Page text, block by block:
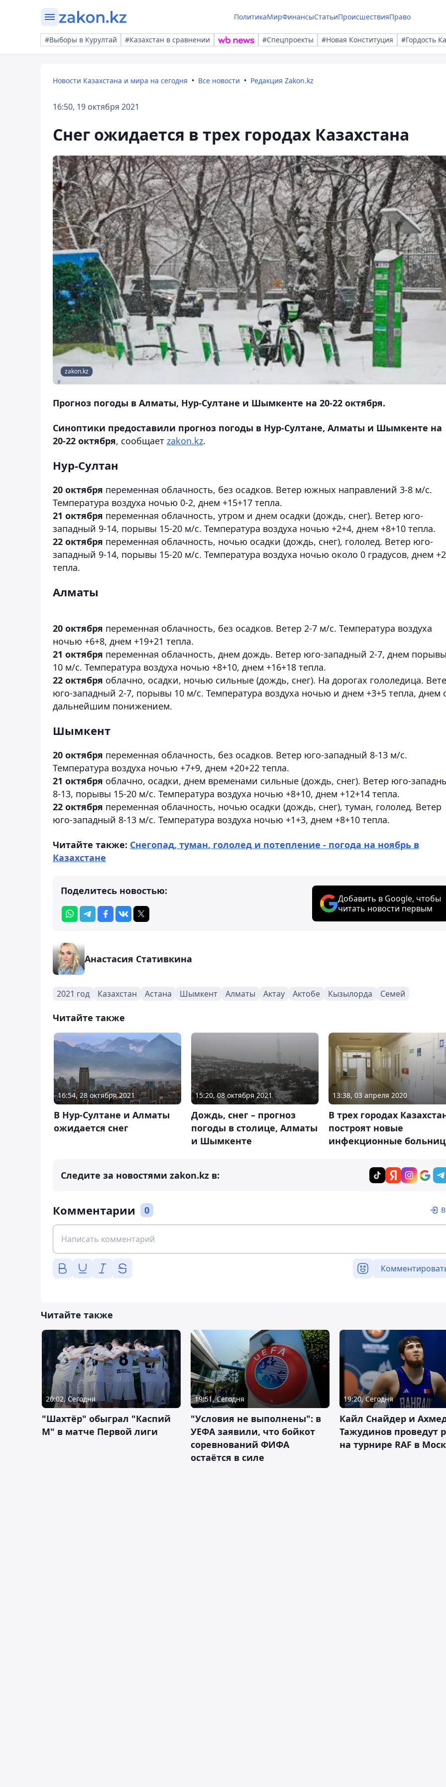
ПолитикаМирФинансыСтатьиПроисшествияПраво
#Выборы в Курултай #Казахстан в сравнении #Спецпроекты #Новая Конституция #Гордость
Новости Казахстана и мира на сегодня Все новости Редакция Zakon.kz
16:50, 19 октября 2021
Снег ожидается в трех городах Казахстана
zakon.kz
Прогноз погоды в Алматы, Нур-Султане и Шымкенте на 20-22 октября.
Синоптики предоставили прогноз погоды в Нур-Султане, Алматы и Шымкенте на
20-22 октября, сообщает zakon.kz.
Нур-Султан
20 октября переменная облачность, без осадков. Ветер южных направлений 3-8 м/с.
Температура воздуха ночью 0-2, днем +15+17 тепла.
21 октября переменная облачность, утром и днем осадки (дождь, снег). Ветер юго-
западный 9-14, порывы 15-20 м/с. Температура воздуха ночью +2+4, днем +8+10 тепла.
22 октября переменная облачность, ночью осадки (дождь, снег), гололед. Ветер юго-
западный 9-14, порывы 15-20 м/с. Температура воздуха ночью около 0 градусов, днем
тепла.
Алматы
20 октября переменная облачность, без осадков. Ветер 2-7 м/с. Температура воздуха
ночью +6+8, днем +19+21 тепла.
21 октября переменная облачность, днем дождь. Ветер юго-западный 2-7, днем
10 м/с. Температура воздуха ночью +8+10, днем +16+18 тепла.
22 октября облачно, осадки, ночью сильные (дождь, снег). На дорогах гололедица.
юго-западный 2-7, порывы 10 м/с. Температура воздуха ночью и днем +3+5 тепла, днем
дальнейшим понижением.
Шымкент
20 октября переменная облачность, без осадков. Ветер юго-западный 8-13 м/с.
Температура воздуха ночью +7+9, днем +20+22 тепла.
21 октября облачно, осадки, днем временами сильные (дождь, снег). Ветер юго-
8-13, порывы 15-20 м/с. Температура воздуха ночью +8+10, днем +12+14 тепла.
22 октября переменная облачность, ночью осадки (дождь, снег), туман, гололед. Ветер
юго-западный 8-13 м/с. Температура воздуха ночью +1+3, днем +8+10 тепла.
Читайте также: Снегопад, туман, гололед и потепление - погода на ноябрь в
Казахстане
Поделитесь новостью:
Добавить в Google, чтобы
читать новости первым
Анастасия Стативкина
2021 год Казахстан Астана Шымкент Алматы Актау Актобе Кызылорда Семей
Читайте также
16:54, 28 октября 2021
В Нур-Султане и Алматы
ожидается снег
15:20, 08 октября 2021
Дождь, снег – прогноз
погоды в столице, Алматы
и Шымкенте
13:38, 03 апреля 2020
В трех городах
построят новые
инфекционные
Следите за новостями zakon.kz в:
Комментарии 0
Читайте также
20:02, Сегодня
"Шахтёр" обыграл "Каспий
М" в матче Первой лиги
19:51, Сегодня
"Условия не выполнены": в
УЕФА заявили, что бойкот
соревнований ФИФА
остаётся в силе
19:20, Сегодня
Кайл Снайдер и
Тажудинов проведут
на турнире RAF в